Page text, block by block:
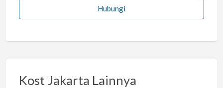
Hubungi
Kost Jakarta Lainnya